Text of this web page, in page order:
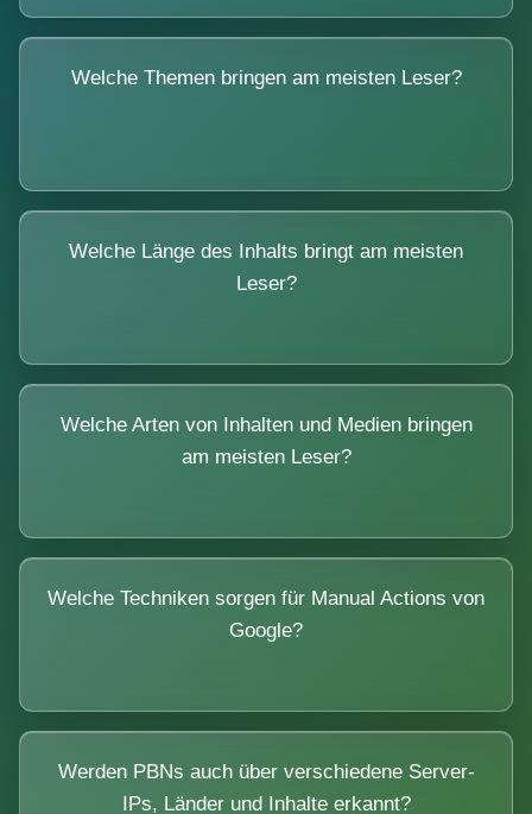
Welche Themen bringen am meisten Leser?
Welche Länge des Inhalts bringt am meisten
Leser?
Welche Arten von Inhalten und Medien bringen
am meisten Leser?
Welche Techniken sorgen für Manual Actions von
Google?
Werden PBNs auch über verschiedene Server-
IPs, Länder und Inhalte erkannt?